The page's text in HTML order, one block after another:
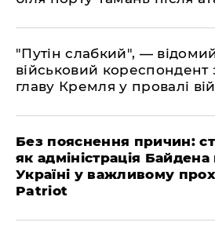
"Путін слабкий", —
військовий кореспондент
главу Кремля у провалі
​Без пояснення причин:
як адміністрація
Україні у важливому
Patriot